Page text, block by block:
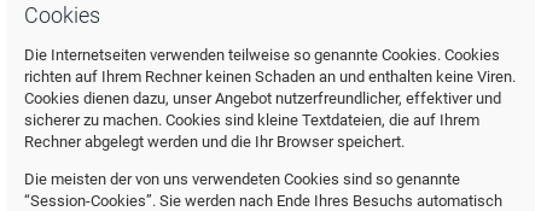
Cookies
Die Internetseiten verwenden teilweise so genannte Cookies. Cookies
richten auf Ihrem Rechner keinen Schaden an und enthalten keine Viren.
Cookies dienen dazu, unser Angebot nutzerfreundlicher, effektiver und
sicherer zu machen. Cookies sind kleine Textdateien, die auf Ihrem
Rechner abgelegt werden und die Ihr Browser speichert.
Die meisten der von uns verwendeten Cookies sind so genannte
“Session-Cookies”. Sie werden nach Ende Ihres Besuchs automatisch